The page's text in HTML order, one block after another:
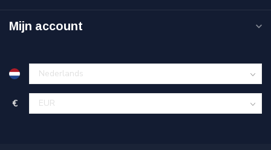
Mijn account
€